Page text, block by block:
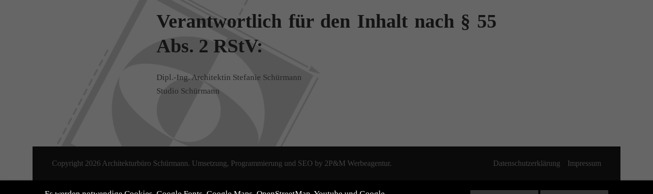
Verantwortlich für den Inhalt nach § 55
Abs. 2 RStV:
Dipl.-Ing. Architektin Stefanie Schürmann
Studio Schürmann
Copyright 2026 Architekturbüro Schürmann. Umsetzung, Programmierung und SEO by 2P&M Werbeagentur. Datenschutzerklärung Impressum